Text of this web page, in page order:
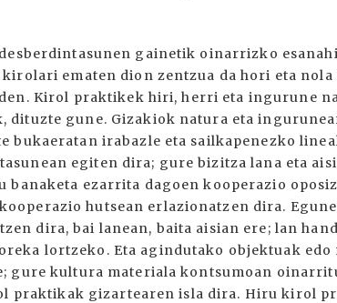
gainetik oinarrizko
ematen dion zentzua da hori eta
Kirol praktikek hiri, herri eta ingurune
dituzte gune. Gizakiok natura eta
bukaeratan irabazle eta sailkapenezko
egiten dira; gure bizitza lana eta
banaketa ezarrita dagoen kooperazio
hutsean erlazionatzen dira.
dira, bai lanean, baita aisian ere; lan
lortzeko. Eta agindutako objektuak
gure kultura materiala kontsumoan
praktikak gizartearen isla dira. Hiru kirol